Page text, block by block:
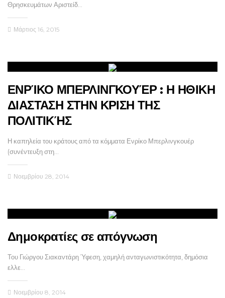
Θρησκευμάτων Αριστείδ…
Μάρτιος 16, 2015
ΕΝΡΊΚΟ ΜΠΕΡΛΙΝΓΚΟΥΈΡ : Η ΗΘΙΚΗ
ΔΙΑΣΤΑΣΗ ΣΤΗΝ ΚΡΙΣΗ ΤΗΣ
ΠΟΛΙΤΙΚΉΣ
Η καπηλεία του κράτους από τα κόμματα Ενρίκο Μπερλινγκουέρ
(συνέντευξη στη…
Νοεμβρίου 28, 2014
Δημοκρατίες σε απόγνωση
Του Γιώργου Σιακαντάρη Ύφεση, χαμηλή ανταγωνιστικότητα, δημόσια
ελλε…
Νοεμβρίου 8, 2014